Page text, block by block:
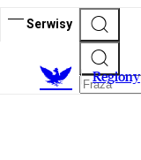
Serwisy
Regiony